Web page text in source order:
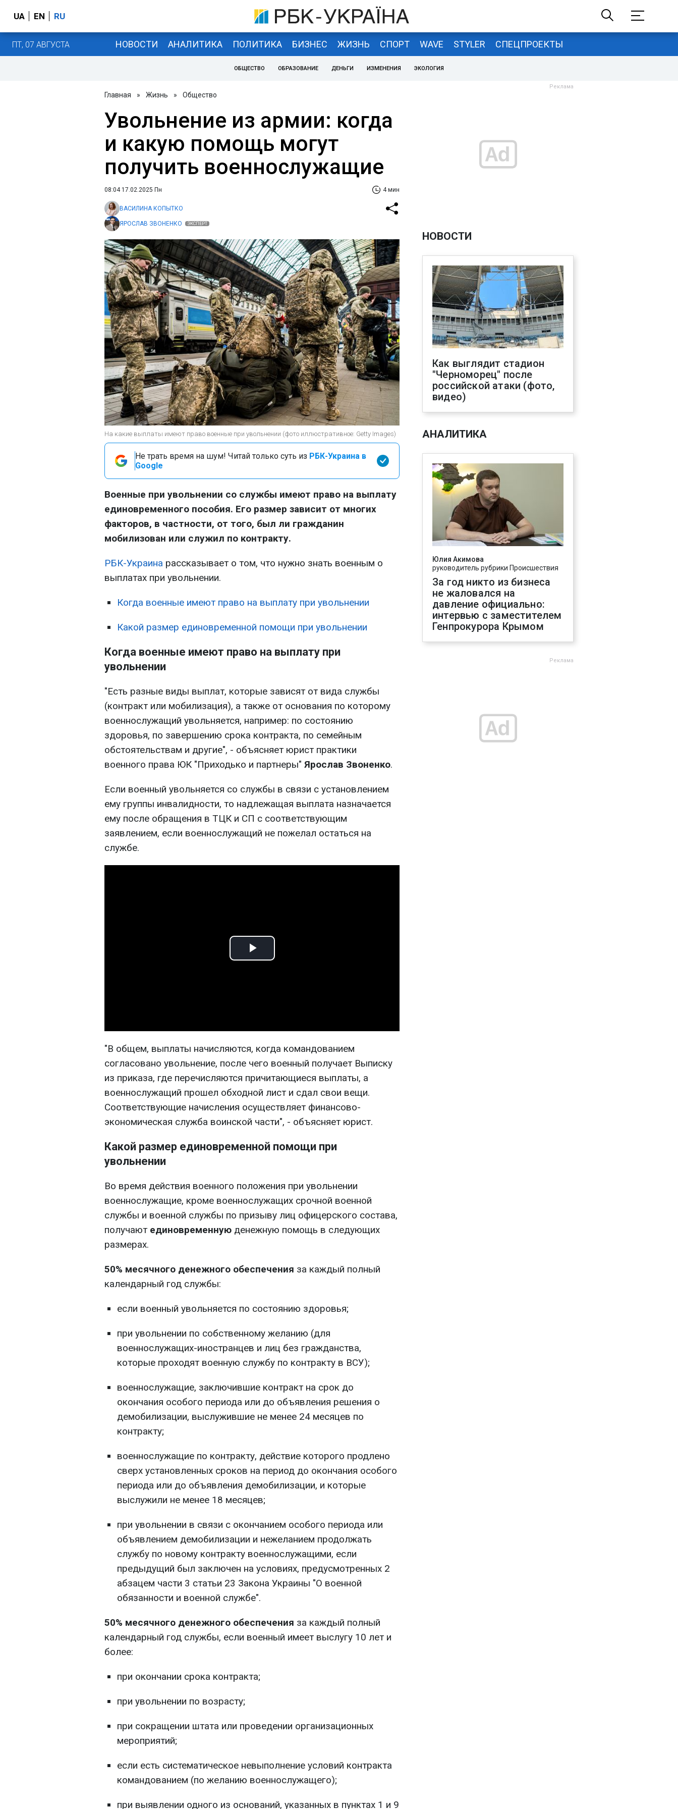
UA EN RU
ПТ, 07 АВГУСТА НОВОСТИ АНАЛИТИКА ПОЛИТИКА БИЗНЕС ЖИЗНЬ СПОРТ WAVE STYLER СПЕЦПРОЕКТЫ
ОБЩЕСТВО ОБРАЗОВАНИЕ ДЕНЬГИ ИЗМЕНЕНИЯ ЭКОЛОГИЯ
Главная » Жизнь » Общество
Увольнение из армии: когда
и какую помощь могут
получить военнослужащие
08:04 17.02.2025 Пн 4 мин
ВАСИЛИНА КОПЫТКО
ЯРОСЛАВ ЗВОНЕНКО ЭКСПЕРТ
На какие выплаты имеют право военные при увольнении (фото иллюстративное: Getty Images)
Не трать время на шум! Читай только суть из РБК-Украина в
Google
Военные при увольнении со службы имеют право на выплату
единовременного пособия. Его размер зависит от многих
факторов, в частности, от того, был ли гражданин
мобилизован или служил по контракту.
РБК-Украина рассказывает о том, что нужно знать военным о
выплатах при увольнении.
Когда военные имеют право на выплату при увольнении
Какой размер единовременной помощи при увольнении
Когда военные имеют право на выплату при
увольнении
"Есть разные виды выплат, которые зависят от вида службы
(контракт или мобилизация), а также от основания по которому
военнослужащий увольняется, например: по состоянию
здоровья, по завершению срока контракта, по семейным
обстоятельствам и другие", - объясняет юрист практики
военного права ЮК "Приходько и партнеры" Ярослав Звоненко.
Если военный увольняется со службы в связи с установлением
ему группы инвалидности, то надлежащая выплата назначается
ему после обращения в ТЦК и СП с соответствующим
заявлением, если военнослужащий не пожелал остаться на
службе.
Play
"В общем, выплаты начисляются, когда командованием
согласовано увольнение, после чего военный получает Выписку
из приказа, где перечисляются причитающиеся выплаты, а
военнослужащий прошел обходной лист и сдал свои вещи.
Соответствующие начисления осуществляет финансово-
экономическая служба воинской части", - объясняет юрист.
Какой размер единовременной помощи при
увольнении
Во время действия военного положения при увольнении
военнослужащие, кроме военнослужащих срочной военной
службы и военной службы по призыву лиц офицерского состава,
получают единовременную денежную помощь в следующих
размерах.
50% месячного денежного обеспечения за каждый полный
календарный год службы:
если военный увольняется по состоянию здоровья;
при увольнении по собственному желанию (для
военнослужащих-иностранцев и лиц без гражданства,
которые проходят военную службу по контракту в ВСУ);
военнослужащие, заключившие контракт на срок до
окончания особого периода или до объявления решения о
демобилизации, выслужившие не менее 24 месяцев по
контракту;
военнослужащие по контракту, действие которого продлено
сверх установленных сроков на период до окончания особого
периода или до объявления демобилизации, и которые
выслужили не менее 18 месяцев;
при увольнении в связи с окончанием особого периода или
объявлением демобилизации и нежеланием продолжать
службу по новому контракту военнослужащими, если
предыдущий был заключен на условиях, предусмотренных 2
абзацем части 3 статьи 23 Закона Украины "О военной
обязанности и военной службе".
50% месячного денежного обеспечения за каждый полный
календарный год службы, если военный имеет выслугу 10 лет и
более:
при окончании срока контракта;
при увольнении по возрасту;
при сокращении штата или проведении организационных
мероприятий;
если есть систематическое невыполнение условий контракта
командованием (по желанию военнослужащего);
при выявлении одного из оснований, указанных в пунктах 1 и 9
НОВОСТИ
Как выглядит стадион
"Черноморец" после
российской атаки (фото,
видео)
АНАЛИТИКА
Юлия Акимова
руководитель рубрики Происшествия
За год никто из бизнеса
не жаловался на
давление официально:
интервью с заместителем
Генпрокурора Крымом